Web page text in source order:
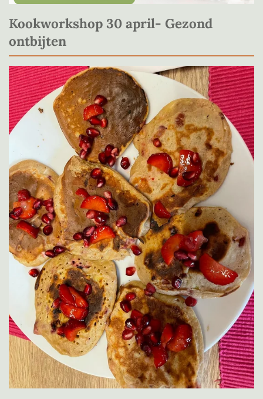
Kookworkshop 30 april- Gezond
ontbijten